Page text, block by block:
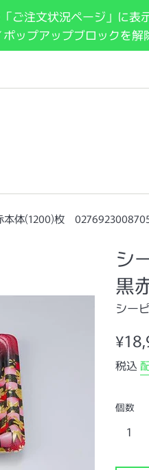
ご注文状況ページ」に
ップアップブロックを解
本体(1200)枚
シ
黒
シー
通
価
税込
個数